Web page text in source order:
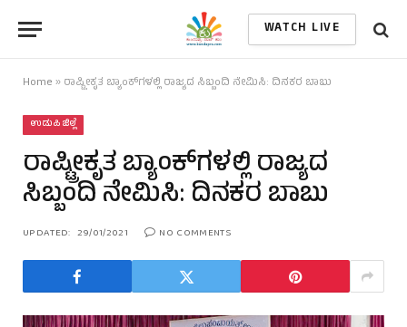
WATCH LIVE
Home » ರಾಷ್ಟ್ರೀಕೃತ ಬ್ಯಾಂಕ್‌ಗಳಲ್ಲಿ ರಾಜ್ಯದ ಸಿಬ್ಬಂದಿ ನೇಮಿಸಿ: ದಿನಕರ ಬಾಬು
ಉಡುಪಿ ಜಿಲ್ಲೆ
ರಾಷ್ಟ್ರೀಕೃತ ಬ್ಯಾಂಕ್‌ಗಳಲ್ಲಿ ರಾಜ್ಯದ
ಸಿಬ್ಬಂದಿ ನೇಮಿಸಿ: ದಿನಕರ ಬಾಬು
UPDATED: 29/01/2021 NO COMMENTS